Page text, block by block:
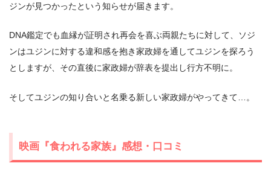
ジンが見つかったという知らせが届きます。
DNA鑑定でも血縁が証明され再会を喜ぶ両親たちに対して、ソジ
ンはユジンに対する違和感を抱き家政婦を通してユジンを探ろう
としますが、その直後に家政婦が辞表を提出し行方不明に。
そしてユジンの知り合いと名乗る新しい家政婦がやってきて…。
映画『食われる家族』感想・口コミ